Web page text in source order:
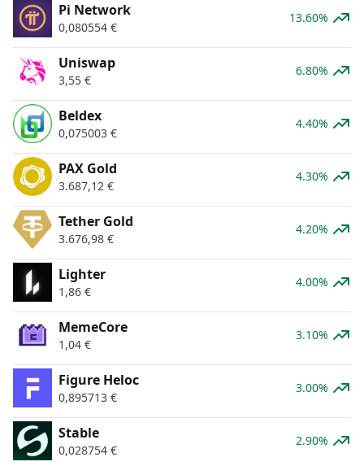
Pi Network
0,080554 €
13.60%
Uniswap
3,55 €
6.80%
Beldex
0,075003 €
4.40%
PAX Gold
3.687,12 €
4.30%
Tether Gold
3.676,98 €
4.20%
Lighter
1,86 €
4.00%
MemeCore
1,04 €
3.10%
Figure Heloc
0,895713 €
3.00%
​​Stable
0,028754 €
2.90%